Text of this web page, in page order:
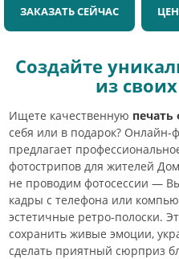
ЗАКАЗАТЬ СЕЙЧАС
Создайте
из
Ищете качественную печать
себя или в подарок? Онлайн-
предлагает
фотострипов для жителей
не проводим фотосессии —
кадры с телефона или
эстетичные ретро-полоски.
сохранить живые эмоции,
сделать приятный сюрприз